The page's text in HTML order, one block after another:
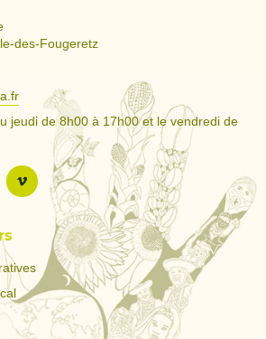
des-Fougeretz
jeudi de 8h00 à 17h00 et le vendredi de